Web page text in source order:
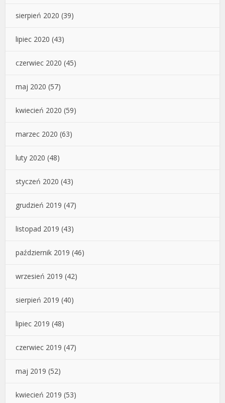
sierpień 2020 (39)
lipiec 2020 (43)
czerwiec 2020 (45)
maj 2020 (57)
kwiecień 2020 (59)
marzec 2020 (63)
luty 2020 (48)
styczeń 2020 (43)
grudzień 2019 (47)
listopad 2019 (43)
październik 2019 (46)
wrzesień 2019 (42)
sierpień 2019 (40)
lipiec 2019 (48)
czerwiec 2019 (47)
maj 2019 (52)
kwiecień 2019 (53)